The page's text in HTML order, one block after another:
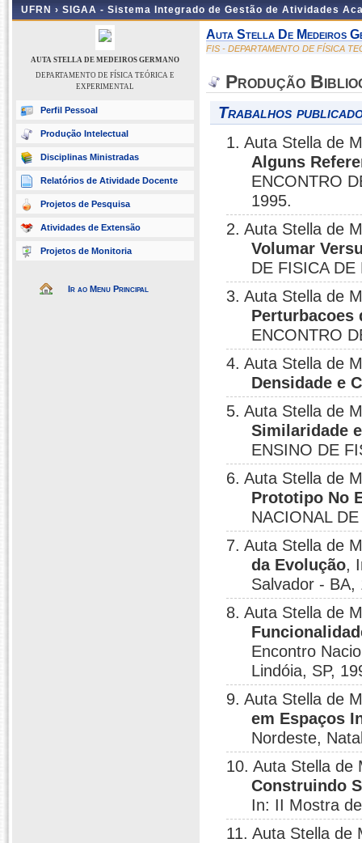
UFRN › SIGAA - Sistema Integrado de Gestão de Atividades
AUTA STELLA DE MEDEIROS GERMANO
DEPARTAMENTO DE FÍSICA TEÓRICA E
EXPERIMENTAL
Perfil Pessoal
Produção Intelectual
Disciplinas Ministradas
Relatórios de Atividade Docente
Projetos de Pesquisa
Atividades de Extensão
Projetos de Monitoria
Ir ao Menu Principal
Auta Stella De Medeiros
FIS - DEPARTAMENTO DE FÍSICA
Produção
Trabalhos
1. Auta Stella de
Alguns
ENCONTRO
1995.
2. Auta Stella de
Volumar
DE FISICA
3. Auta Stella de
Perturbacoes
ENCONTRO
4. Auta Stella de
Densidade e
5. Auta Stella de
Similaridade
ENSINO DE
6. Auta Stella de
Prototipo No
NACIONAL
7. Auta Stella de
da Evolução,
Salvador - BA,
8. Auta Stella de
Encontro
Lindóia, SP,
9. Auta Stella de
em Espaços
Nordeste,
10. Auta Stella de
Construindo
In: II Mostra
11. Auta Stella de